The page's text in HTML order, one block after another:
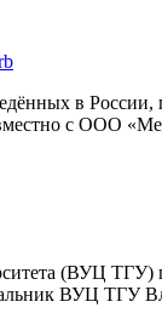
в
с ООО
(ВУЦ
ВУЦ ТГУ